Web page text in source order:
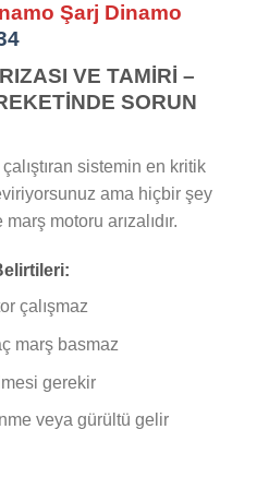
Şarj Dinamo
VE TAMİRİ –
SORUN
çalıştıran sistemin en kritik
ama hiçbir şey
motoru arızalıdır.
çalışmaz
marş basmaz
gerekir
veya gürültü gelir